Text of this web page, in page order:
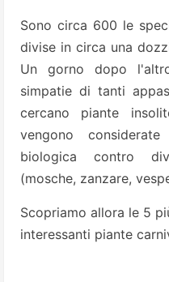
Sono circa 600 le
divise in circa una
Un gorno dopo
simpatie di tanti
cercano piante
vengono
biologica contro
(mosche, zanzare,
Scopriamo allora le 5
interessanti piante